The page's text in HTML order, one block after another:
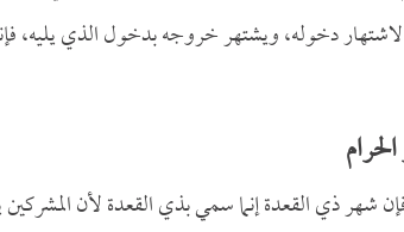
دخوله، ويشتهر خروجه بدخول الذي يليه،
شهر ذي القعدة إنما سمي بذي القعدة لأن